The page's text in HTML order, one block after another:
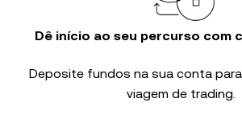
Dê início ao seu percurso com
Deposite fundos na sua conta
viagem de trading.